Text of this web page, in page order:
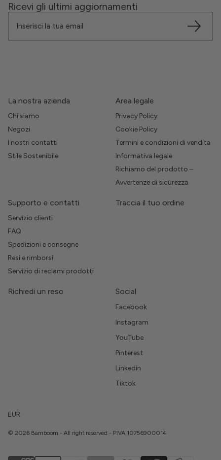
Ricevi gli ultimi aggiornamenti
La nostra azienda
Chi siamo
Negozi
I nostri contatti
Stile Sostenibile
Area legale
Privacy Policy
Cookie Policy
Termini e condizioni di vendita
Informativa legale
Richiamo del prodotto –
Avvertenze di sicurezza
Supporto e contatti
Servizio clienti
FAQ
Spedizioni e consegne
Resi e rimborsi
Servizio di reclami prodotti
Traccia il tuo ordine
Richiedi un reso Social
Facebook
Instagram
YouTube
Pinterest
Linkedin
Tiktok
EUR
© 2026 Bamboom - All right reserved - PIVA 10756900014